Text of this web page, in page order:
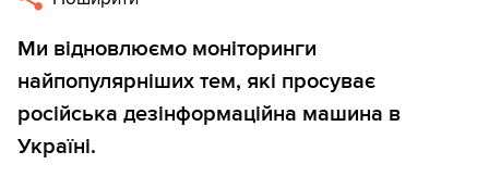
Ми відновлюємо моніторинги
найпопулярніших тем, які просуває
російська дезінформаційна машина в
Україні.